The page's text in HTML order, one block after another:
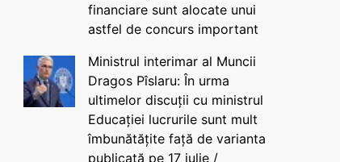
financiare sunt alocate unui
astfel de concurs important
Ministrul interimar al Muncii
Dragos Pîslaru: În urma
ultimelor discuții cu ministrul
Educației lucrurile sunt mult
îmbunătățite față de varianta
publicată pe 17 iulie /